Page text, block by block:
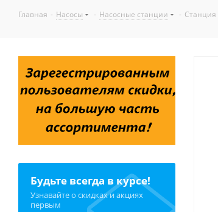
Главная - Насосы - Насосные станции - Станция
Будьте всегда в курсе!
Узнавайте о скидках и акциях
первым